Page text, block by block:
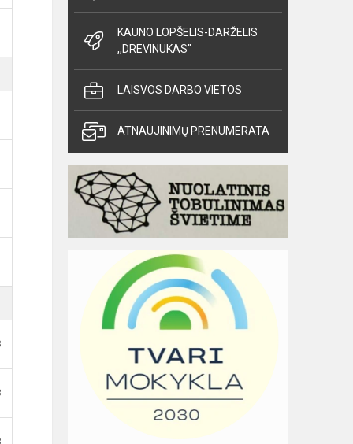
KAUNO LOPŠELIS-DARŽELIS
,,DREVINUKAS"
LAISVOS DARBO VIETOS
ATNAUJINIMŲ PRENUMERATA